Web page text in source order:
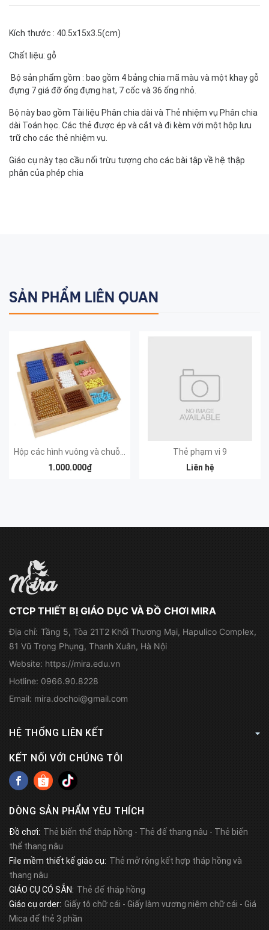
Kích thước : 40.5x15x3.5(cm)
Chất liệu: gỗ
Bộ sản phẩm gồm : bao gồm 4 bảng chia mã màu và một khay gỗ
đựng 7 giá đỡ ống đựng hạt, 7 cốc và 36 ống nhỏ.
Bộ này bao gồm Tài liệu Phân chia dài và Thẻ nhiệm vụ Phân chia
dài Toán học. Các thẻ được ép và cắt và đi kèm với một hộp lưu
trữ cho các thẻ nhiệm vụ.
Giáo cụ này tạo cầu nối trừu tượng cho các bài tập về hệ thập
phân của phép chia
SẢN PHẨM LIÊN QUAN
1.000.000₫
Thẻ phạm vi 9
Liên hệ
CTCP THIẾT BỊ GIÁO DỤC VÀ ĐỒ CHƠI MIRA
Địa chỉ: Tầng 5, Tòa 21T2 Khối Thương Mại, Hapulico Complex,
81 Vũ Trọng Phụng, Thanh Xuân, Hà Nội
Website: https://mira.edu.vn
Hotline: 0966.90.8228
Email: mira.dochoi@gmail.com
HỆ THỐNG LIÊN KẾT
KẾT NỐI VỚI CHÚNG TÔI
DÒNG SẢN PHẨM YÊU THÍCH
Đồ chơi: Thẻ biến thể tháp hồng - Thẻ đế thang nâu - Thẻ biến
thể thang nâu
File mềm thiết kế giáo cụ: Thẻ mở rộng kết hợp tháp hồng và
thang nâu
GIÁO CỤ CÓ SẴN: Thẻ đế tháp hồng
Giáo cụ order: Giấy tô chữ cái - Giấy làm vương niệm chữ cái - Giá
Mica để thẻ 3 phần